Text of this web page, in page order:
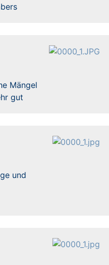
Mängel
gut
und